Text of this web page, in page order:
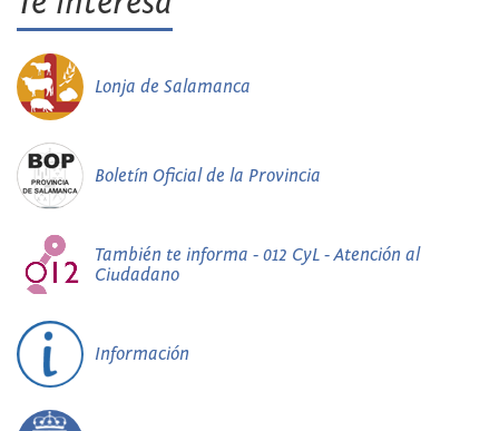
Lonja de Salamanca
Boletín Oficial de la Provincia
También te informa - 012 CyL - Atención al
Ciudadano
Información